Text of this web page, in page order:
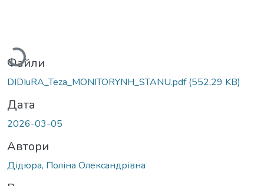
Файли
DIDIuRA_Teza_MONITORYNH_STANU.pdf(552,29 KB)
Дата
2026-03-05
Автори
Дідюра, Поліна Олександрівна